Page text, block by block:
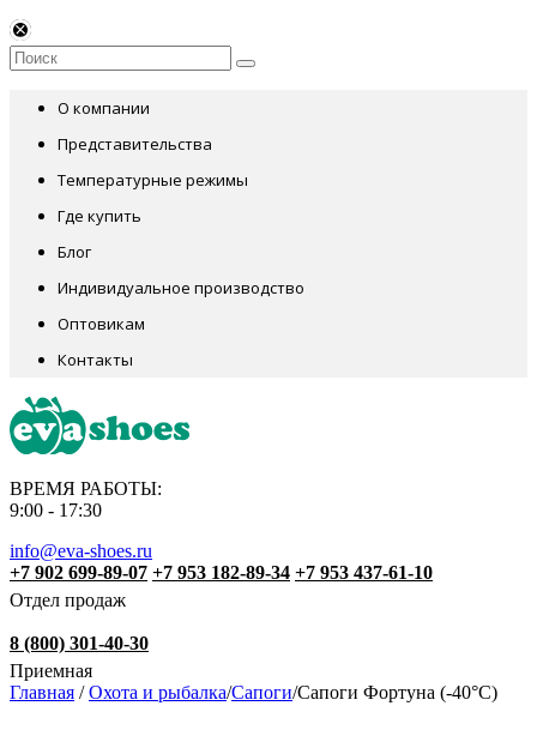
О компании
Представительства
Температурные режимы
Где купить
Блог
Индивидуальное производство
Оптовикам
Контакты
ВРЕМЯ РАБОТЫ:
9:00 - 17:30
info@eva-shoes.ru
+7 902 699-89-07 +7 953 182-89-34 +7 953 437-61-10
Отдел продаж
8 (800) 301-40-30
Приемная
Главная / Охота и рыбалка/Сапоги/Сапоги Фортуна (-40°С)